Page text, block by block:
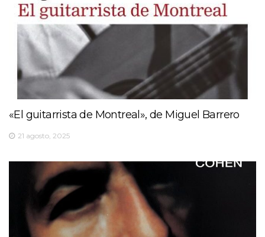
«El guitarrista de Montreal», de Miguel Barrero
21 agosto, 2025